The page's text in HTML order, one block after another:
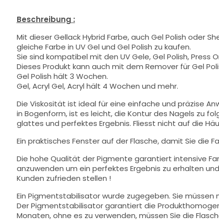
Beschreibung :
Mit dieser Gellack Hybrid Farbe, auch Gel Polish oder
gleiche Farbe in UV Gel und Gel Polish zu kaufen.
Sie sind kompatibel mit den UV Gele, Gel Polish, Press
Dieses Produkt kann auch mit dem Remover für Gel
Gel Polish hält 3 Wochen.
Gel, Acryl Gel, Acryl hält 4 Wochen und mehr.
Die Viskosität ist ideal für eine einfache und präzise
in Bogenform, ist es leicht, die Kontur des Nagels zu
glattes und perfektes Ergebnis. Fliesst nicht auf die
Ein praktisches Fenster auf der Flasche, damit Sie die
Die hohe Qualität der Pigmente garantiert intensive
anzuwenden um ein perfektes Ergebnis zu erhalten
Kunden zufrieden stellen !
Ein Pigmentstabilisator wurde zugegeben. Sie
Der Pigmentstabilisator garantiert die
Monaten, ohne es zu verwenden, müssen Sie die